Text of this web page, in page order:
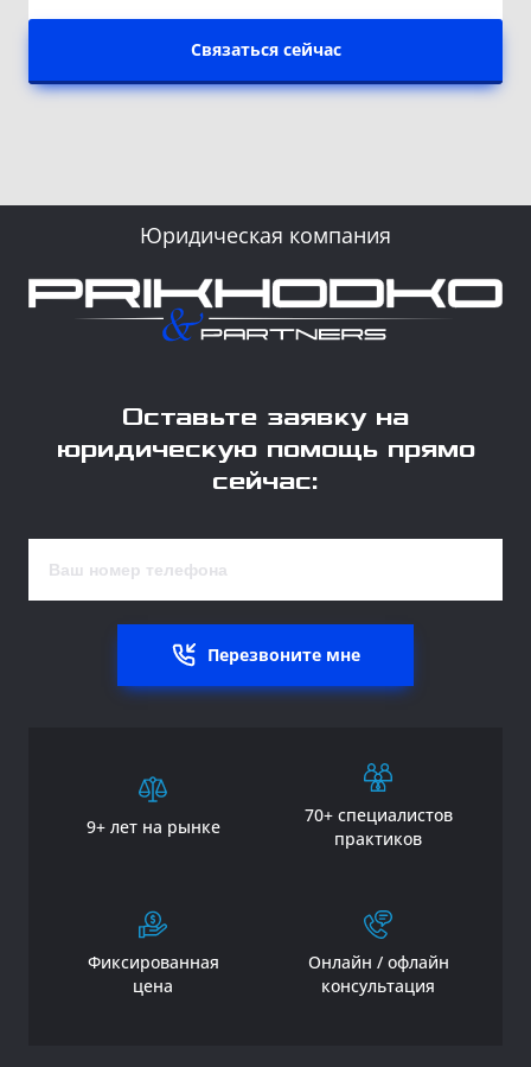
Связаться сейчас
Юридическая компания
Оставьте заявку на
юридическую помощь прямо
сейчас:
Перезвоните мне
9+ лет на рынке
70+ специалистов
практиков
Фиксированная
цена
Онлайн / офлайн
консультация